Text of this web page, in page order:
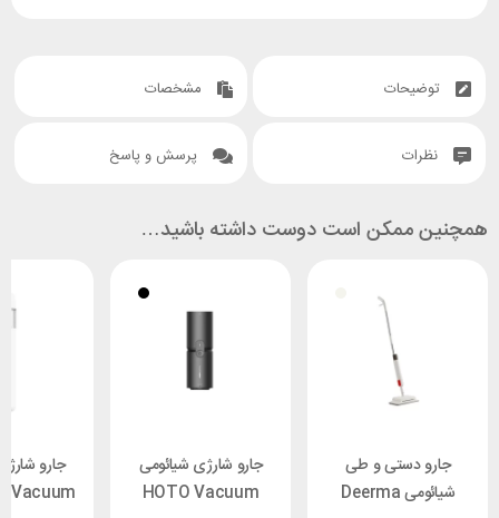
توضیحات مشخصات
نظرات پرسش و پاسخ
همچنین ممکن است دوست داشته باشید…
جارو دستی و طی
شیائومی Deerma
جارو شارژی شیائومی
HOTO Vacuum
جارو
Vacuum